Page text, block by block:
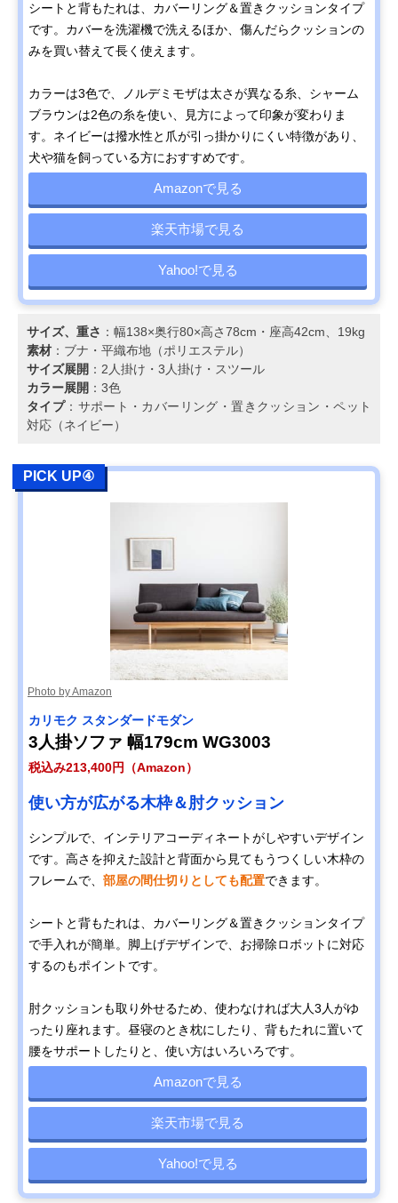
シートと背もたれは、カバーリング＆置きクッションタイプ
です。カバーを洗濯機で洗えるほか、傷んだらクッションの
みを買い替えて長く使えます。
カラーは3色で、ノルデミモザは太さが異なる糸、シャーム
ブラウンは2色の糸を使い、見方によって印象が変わりま
す。ネイビーは撥水性と爪が引っ掛かりにくい特徴があり、
犬や猫を飼っている方におすすめです。
Amazonで見る
楽天市場で見る
Yahoo!で見る
サイズ、重さ ：幅138×奥行80×高さ78cm・座高42cm、19kg
素材 ：ブナ・平織布地（ポリエステル）
サイズ展開 ：2人掛け・3人掛け・スツール
カラー展開 ：3色
タイプ：サポート・カバーリング・置きクッション・ペット
対応（ネイビー）
PICK UP④
Photo by Amazon
カリモク スタンダードモダン
3人掛ソファ 幅179cm WG3003
税込み213,400円（Amazon）
使い方が広がる木枠＆肘クッション
シンプルで、インテリアコーディネートがしやすいデザイン
です。高さを抑えた設計と背面から見てもうつくしい木枠の
フレームで、 部屋の間仕切りとしても配置できます。
シートと背もたれは、カバーリング＆置きクッションタイプ
で手入れが簡単。脚上げデザインで、お掃除ロボットに対応
するのもポイントです。
肘クッションも取り外せるため、使わなければ大人3人がゆ
ったり座れます。昼寝のとき枕にしたり、背もたれに置いて
腰をサポートしたりと、使い方はいろいろです。
Amazonで見る
楽天市場で見る
Yahoo!で見る